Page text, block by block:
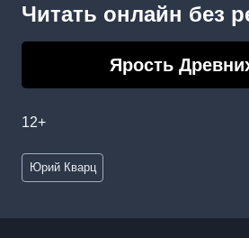
Читать онлайн без
Ярость
12+
Метки
записи:
Юрий Кварц